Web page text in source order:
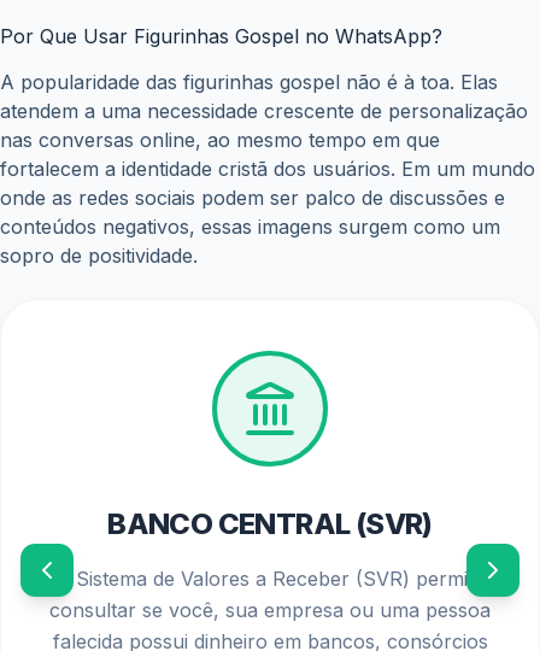
Por Que Usar Figurinhas Gospel no WhatsApp?
A popularidade das figurinhas gospel não é à toa. Elas
atendem a uma necessidade crescente de personalização
nas conversas online, ao mesmo tempo em que
fortalecem a identidade cristã dos usuários. Em um mundo
onde as redes sociais podem ser palco de discussões e
conteúdos negativos, essas imagens surgem como um
sopro de positividade.
Confira o calendário oficial de pagamentos e os
requisitos atualizados para solicitar o seu abono